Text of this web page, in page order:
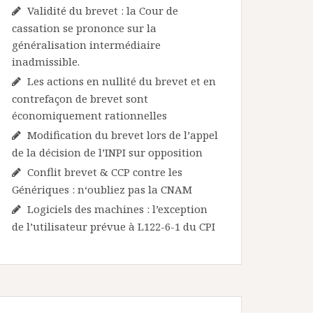
Validité du brevet : la Cour de
cassation se prononce sur la
généralisation intermédiaire
inadmissible.
Les actions en nullité du brevet et en
contrefaçon de brevet sont
économiquement rationnelles
Modification du brevet lors de l’appel
de la décision de l’INPI sur opposition
Conflit brevet & CCP contre les
Génériques : n‘oubliez pas la CNAM
Logiciels des machines : l’exception
de l’utilisateur prévue à L122-6-1 du CPI